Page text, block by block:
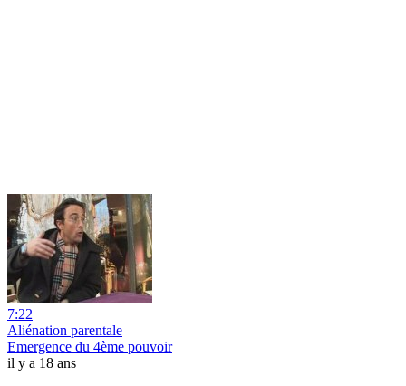
7:22
Aliénation parentale
Emergence du 4ème pouvoir
il y a 18 ans